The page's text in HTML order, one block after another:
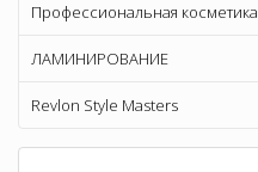
Профессиональная косметика
ЛАМИНИРОВАНИЕ
Revlon Style Masters